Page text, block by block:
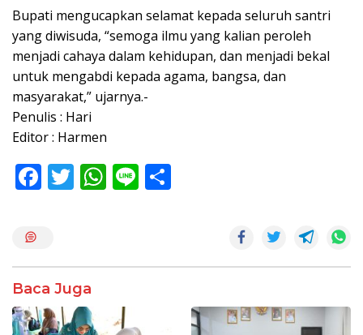
Bupati mengucapkan selamat kepada seluruh santri
yang diwisuda, “semoga ilmu yang kalian peroleh
menjadi cahaya dalam kehidupan, dan menjadi bekal
untuk mengabdi kepada agama, bangsa, dan
masyarakat,” ujarnya.-
Penulis : Hari
Editor : Harmen
F
o
o
T W
p
Li
Baca Juga